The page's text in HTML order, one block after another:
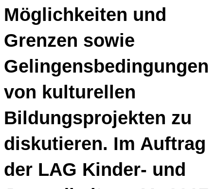
Möglich­keiten und
Grenzen sowie
Gelingens­bedingungen
von kulturellen
Bildungs­projekten zu
diskutieren. Im Auftrag
der LAG Kinder- und